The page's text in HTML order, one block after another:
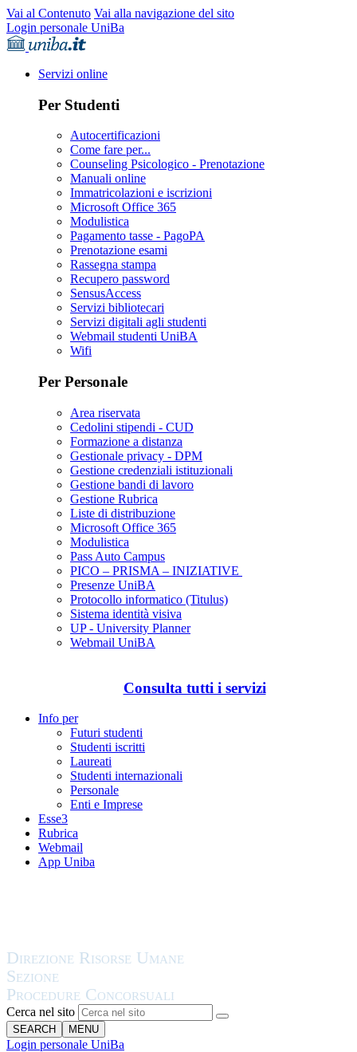
Vai al Contenuto Vai alla navigazione del sito
Login personale UniBa
Servizi online
Per Studenti
Autocertificazioni
Come fare per...
Counseling Psicologico - Prenotazione
Manuali online
Immatricolazioni e iscrizioni
Microsoft Office 365
Modulistica
Pagamento tasse - PagoPA
Prenotazione esami
Rassegna stampa
Recupero password
SensusAccess
Servizi bibliotecari
Servizi digitali agli studenti
Webmail studenti UniBA
Wifi
Per Personale
Area riservata
Cedolini stipendi - CUD
Formazione a distanza
Gestionale privacy - DPM
Gestione credenziali istituzionali
Gestione bandi di lavoro
Gestione Rubrica
Liste di distribuzione
Microsoft Office 365
Modulistica
Pass Auto Campus
PICO – PRISMA – INIZIATIVE
Presenze UniBA
Protocollo informatico (Titulus)
Sistema identità visiva
UP - University Planner
Webmail UniBA
Consulta tutti i servizi
Info per
Futuri studenti
Studenti iscritti
Laureati
Studenti internazionali
Personale
Enti e Imprese
Esse3
Rubrica
Webmail
App Uniba
Cerca nel sito
SEARCH MENU
Login personale UniBa